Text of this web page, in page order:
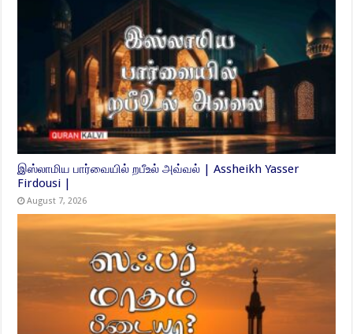
இஸ்லாமிய பார்வையில் றபீஉல் அவ்வல் | Assheikh Yasser
Firdousi |
August 7, 2026